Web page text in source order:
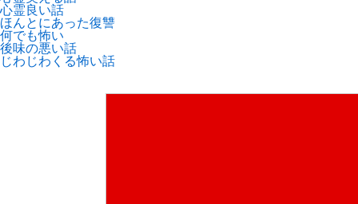
心霊良い話
ほんとにあった復讐
何でも怖い
後味の悪い話
じわじわくる怖い話